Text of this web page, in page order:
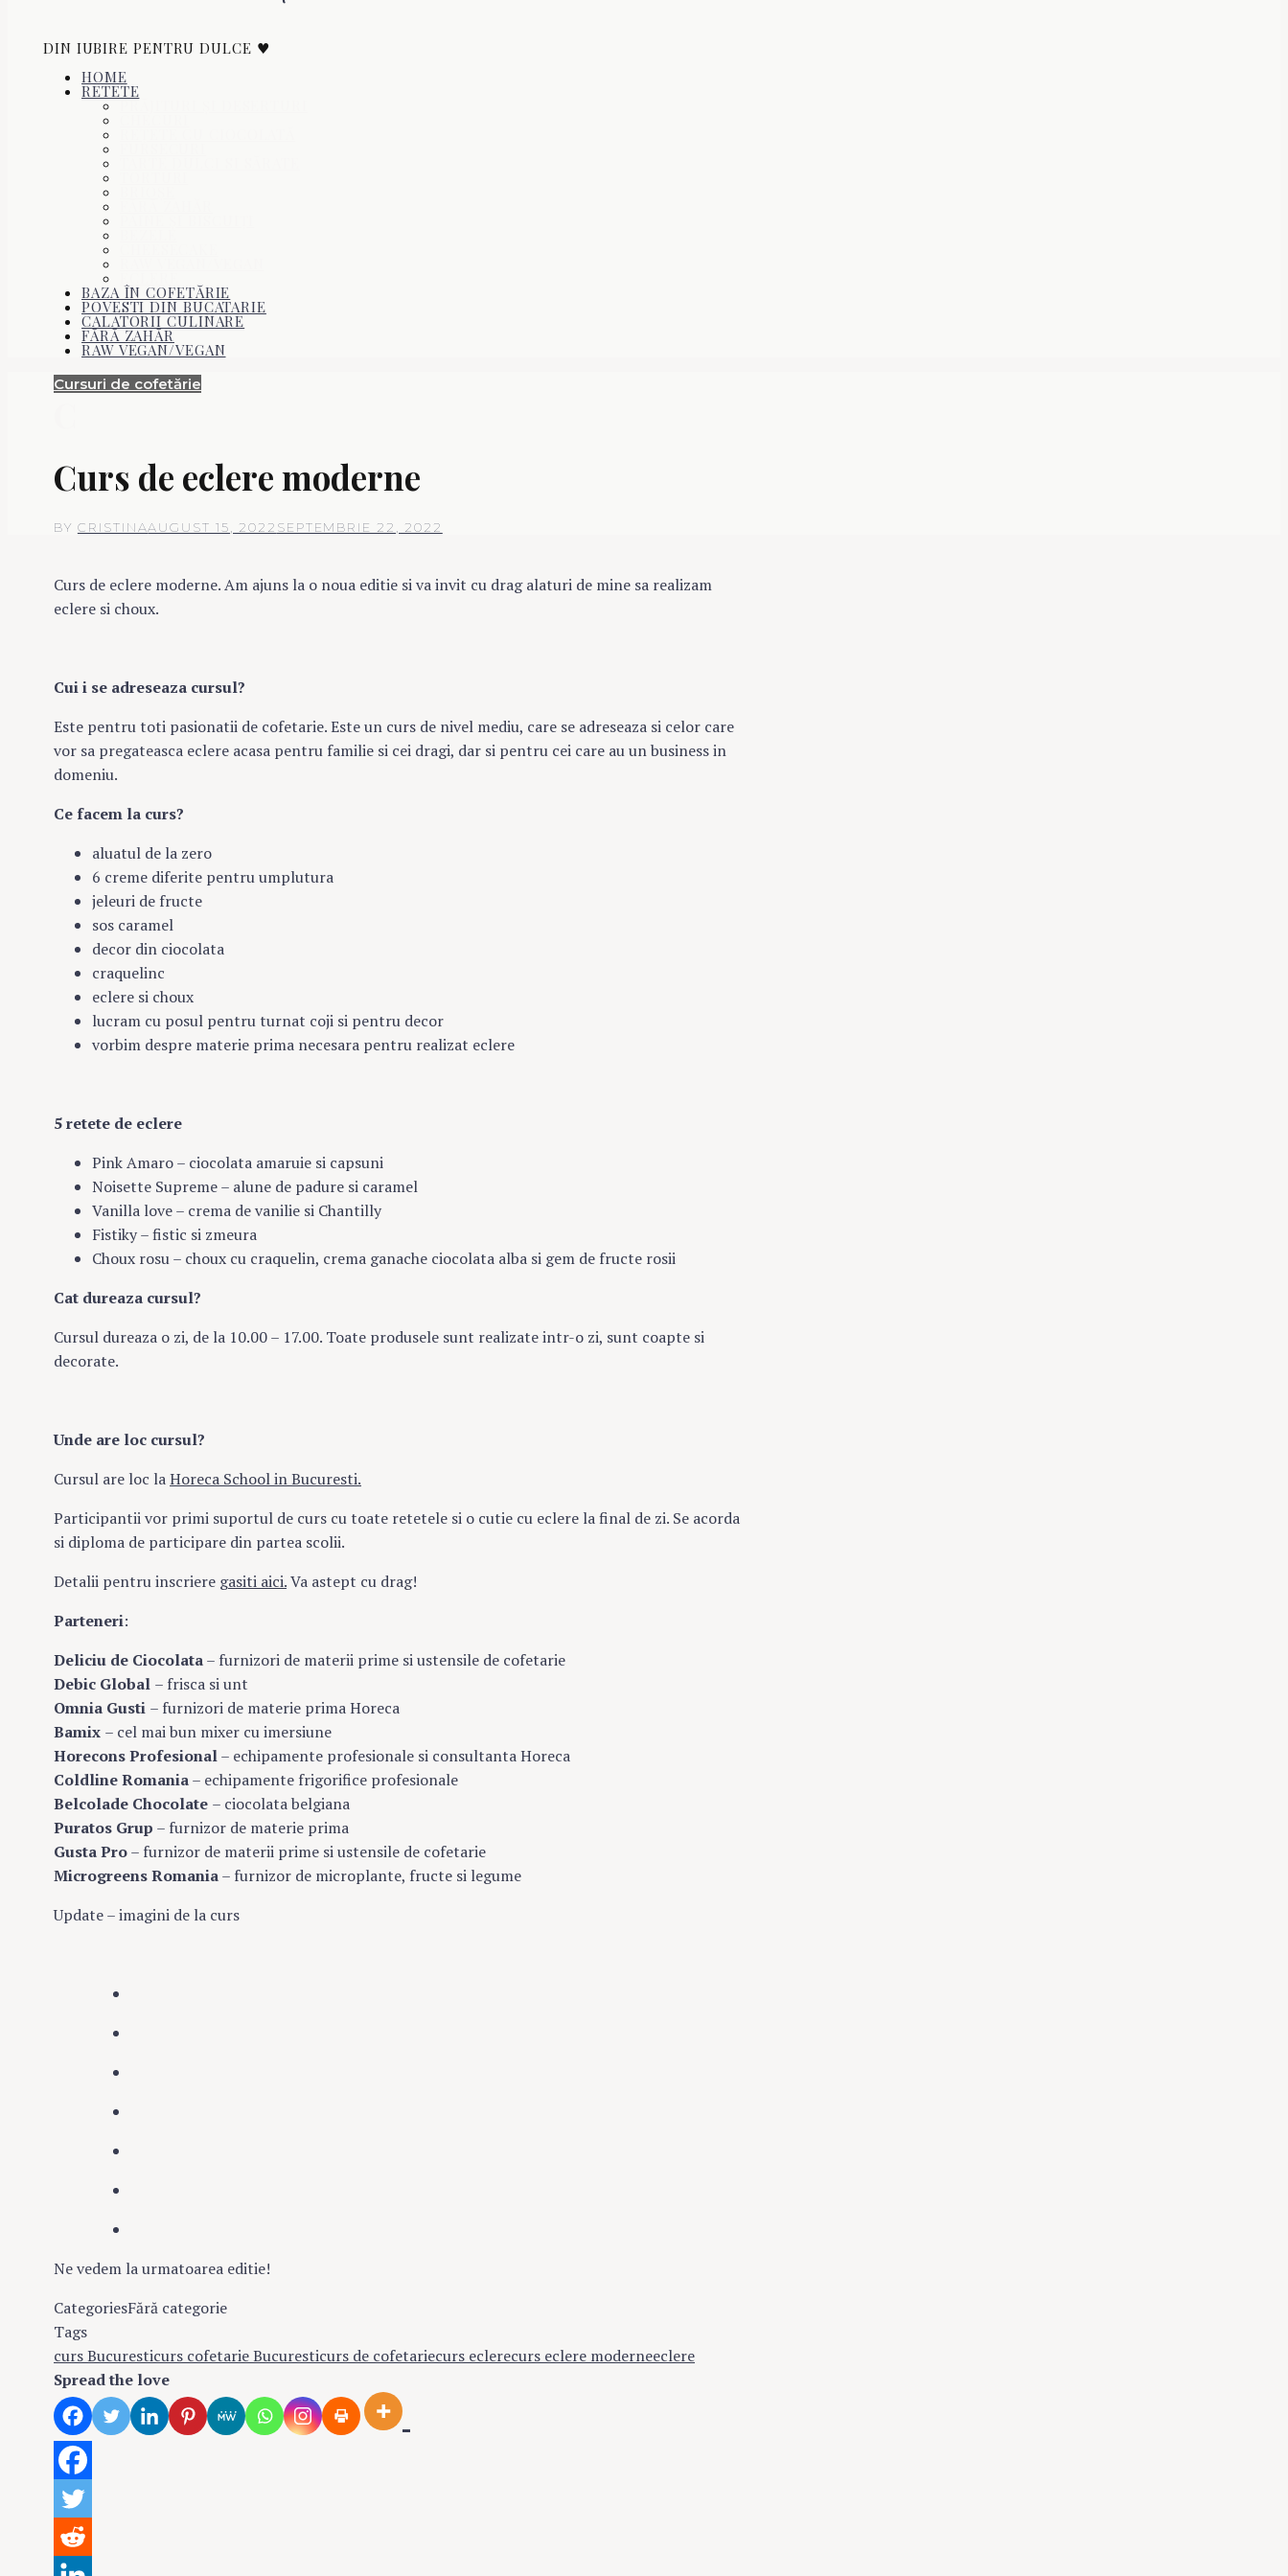
DIN IUBIRE PENTRU DULCE ♥
HOME
RETETE
BAZA ÎN COFETĂRIE
POVESTI DIN BUCATARIE
CALATORII CULINARE
FĂRĂ ZAHĂR
RAW VEGAN/VEGAN
Cursuri de cofetărie
Curs de eclere moderne
BY CRISTINAAUGUST 15, 2022 SEPTEMBRIE 22, 2022
Curs de eclere moderne. Am ajuns la o noua editie si va invit cu drag alaturi de mine sa realizam
eclere si choux.
Cui i se adreseaza cursul?
Este pentru toti pasionatii de cofetarie. Este un curs de nivel mediu, care se adreseaza si celor care
vor sa pregateasca eclere acasa pentru familie si cei dragi, dar si pentru cei care au un business in
domeniu.
Ce facem la curs?
aluatul de la zero
6 creme diferite pentru umplutura
jeleuri de fructe
sos caramel
decor din ciocolata
craquelinc
eclere si choux
lucram cu posul pentru turnat coji si pentru decor
vorbim despre materie prima necesara pentru realizat eclere
5 retete de eclere
Pink Amaro – ciocolata amaruie si capsuni
Noisette Supreme – alune de padure si caramel
Vanilla love – crema de vanilie si Chantilly
Fistiky – fistic si zmeura
Choux rosu – choux cu craquelin, crema ganache ciocolata alba si gem de fructe rosii
Cat dureaza cursul?
Cursul dureaza o zi, de la 10.00 – 17.00. Toate produsele sunt realizate intr-o zi, sunt coapte si
decorate.
Unde are loc cursul?
Cursul are loc laHoreca School in Bucuresti.
Participantii vor primi suportul de curs cu toate retetele si o cutie cu eclere la final de zi. Se acorda
si diploma de participare din partea scolii.
Detalii pentru inscriere gasiti aici.Va astept cu drag!
Parteneri:
Deliciu de Ciocolata– furnizori de materii prime si ustensile de cofetarie
Debic Global – frisca si unt
Omnia Gusti – furnizori de materie prima Horeca
Bamix – cel mai bun mixer cu imersiune
Horecons Profesional– echipamente profesionale si consultanta Horeca
Coldline Romania– echipamente frigorifice profesionale
Belcolade Chocolate – ciocolata belgiana
Puratos Grup – furnizor de materie prima
Gusta Pro– furnizor de materii prime si ustensile de cofetarie
Microgreens Romania– furnizor de microplante, fructe si legume
Update – imagini de la curs
Ne vedem la urmatoarea editie!
CategoriesFără categorie
Tags
curs Bucuresticurs cofetarie Bucuresticurs de cofetariecurs eclerecurs eclere moderneeclere
Spread the love